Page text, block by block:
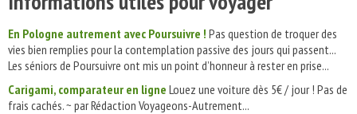
En Pologne autrement avec Poursuivre ! Pas question de troquer des
vies bien remplies pour la contemplation passive des jours qui passent...
Les séniors de Poursuivre ont mis un point d’honneur à rester en prise...
Carigami, comparateur en ligne Louez une voiture dès 5€ / jour ! Pas de
frais cachés. ~ par Rédaction Voyageons-Autrement...